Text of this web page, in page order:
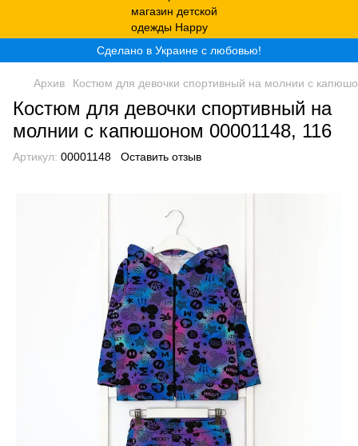
Сделано в Украине с любовью!
Архив Костюм для девочки спортивный на молнии с
Костюм для девочки спортивный на
молнии с капюшоном 00001148, 116
Артикул: 00001148 Оставить отзыв